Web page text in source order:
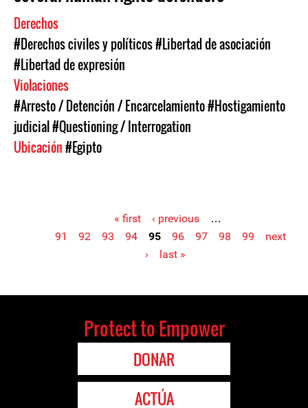
Derechos
#Derechos civiles y políticos#Libertad de asociación
#Libertad de expresión
Violaciones
#Arresto / Detención / Encarcelamiento#Hostigamiento
judicial#Questioning / Interrogation
Ubicación#Egipto
« first ‹ previous
…
91
92 93 94 95 96 97 98 99
next
›
last »
Protect to Empower
DONAR
ACTÚA